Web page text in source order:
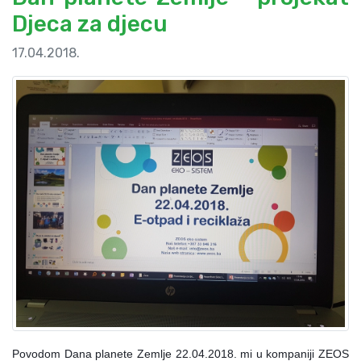
Djeca za djecu
17.04.2018.
Povodom Dana planete Zemlje 22.04.2018. mi u kompaniji ZEOS